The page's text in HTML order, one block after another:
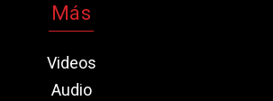
Más
Videos
Audio